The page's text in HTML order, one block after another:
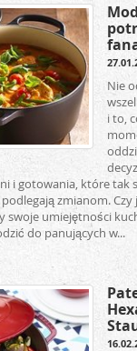
Nie
i to,
i gotowania, które tak
zmianom. Czy
swoje umiejętności
do panujących w...